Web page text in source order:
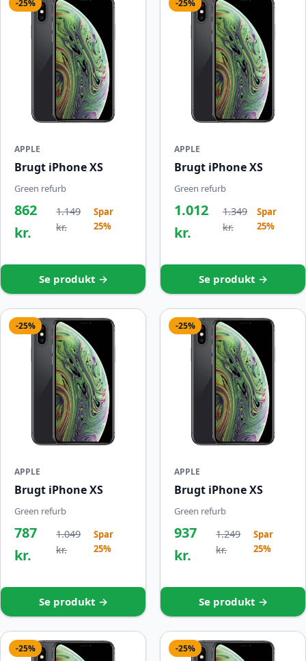
-25%
APPLE
Brugt iPhone XS
Green refurb
862
kr.
1.149
kr.
Spar
25%
Se produkt →
-25%
APPLE
Brugt iPhone XS
Green refurb
1.012
kr.
1.349
kr.
Spar
25%
Se produkt →
-25%
APPLE
Brugt iPhone XS
Green refurb
787
kr.
1.049
kr.
Spar
25%
Se produkt →
-25%
APPLE
Brugt iPhone XS
Green refurb
937
kr.
1.249
kr.
Spar
25%
Se produkt →
-25% -25%